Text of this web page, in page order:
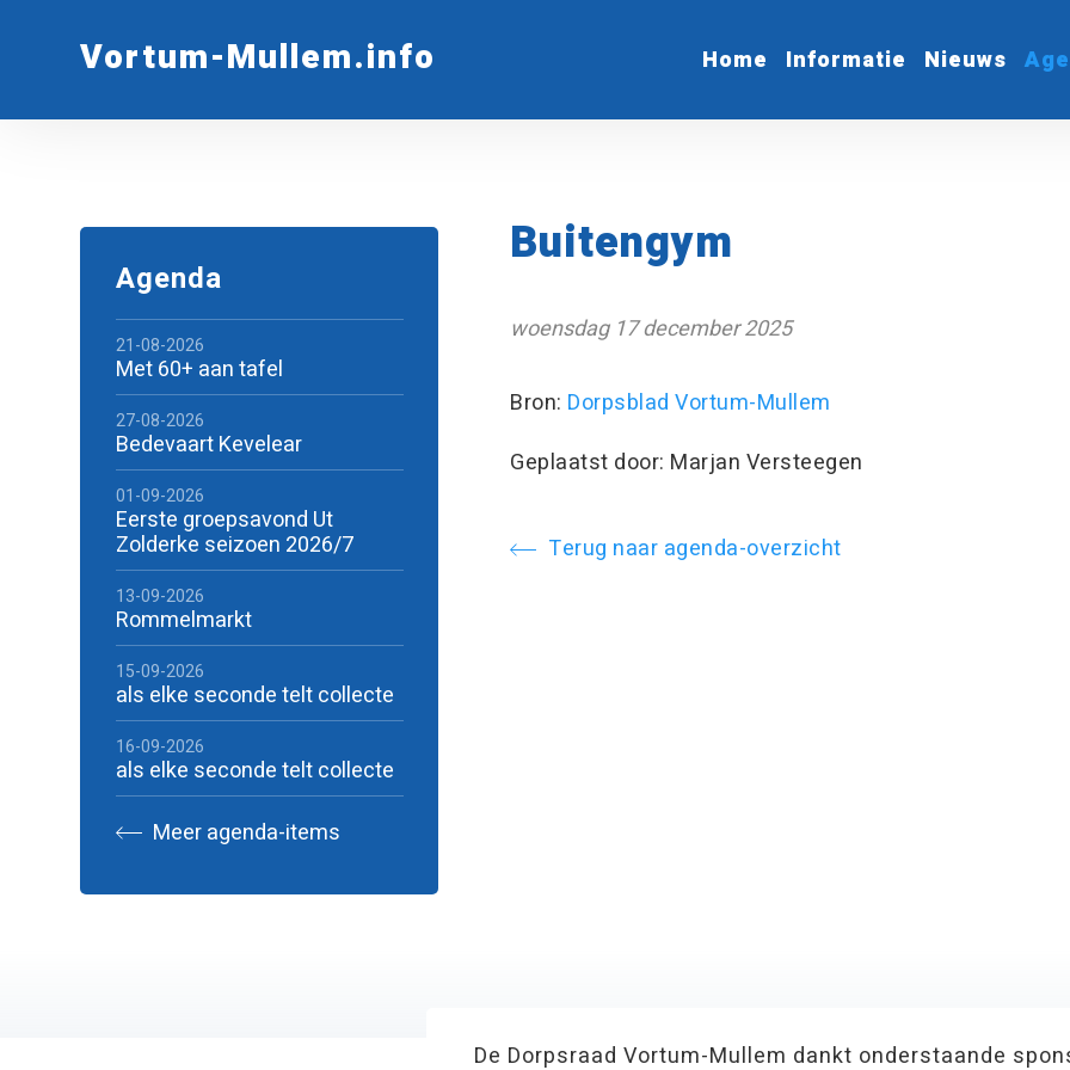
Vortum-Mullem.info Home Informatie Nieuws
Buitengym
woensdag 17 december 2025
Bron: Dorpsblad Vortum-Mullem
Geplaatst door: Marjan Versteegen
Terug naar agenda-overzicht
Agenda
21-08-2026
Met 60+ aan tafel
27-08-2026
Bedevaart Kevelear
01-09-2026
Eerste groepsavond Ut
Zolderke seizoen 2026/7
13-09-2026
Rommelmarkt
15-09-2026
als elke seconde telt collecte
16-09-2026
als elke seconde telt collecte
Meer agenda-items
De Dorpsraad Vortum-Mullem dankt onderstaande